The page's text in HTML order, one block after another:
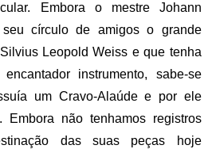
Embora o mestre Johann
círculo de amigos o grande
Leopold Weiss e que tenha
instrumento, sabe-se
um Cravo-Alaúde e por ele
Embora não tenhamos registros
das suas peças hoje